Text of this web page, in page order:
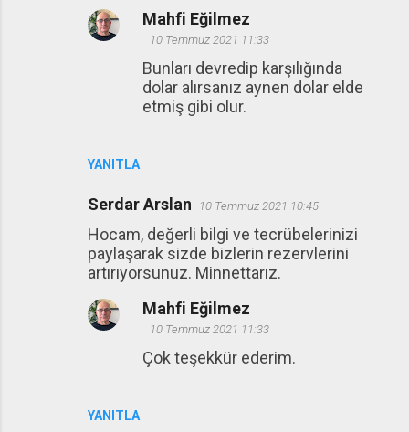
YANITLA
Mahfi Eğilmez
10 Temmuz 2021 11:33
Bunları devredip karşılığında
dolar alırsanız aynen dolar elde
etmiş gibi olur.
Serdar Arslan 10 Temmuz 2021 10:45
Hocam, değerli bilgi ve tecrübelerinizi
paylaşarak sizde bizlerin rezervlerini
artırıyorsunuz. Minnettarız.
YANITLA
Mahfi Eğilmez
10 Temmuz 2021 11:33
Çok teşekkür ederim.